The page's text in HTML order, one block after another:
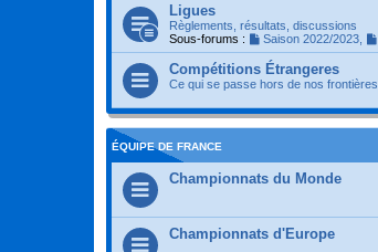
Ligues
Règlements, résultats, discussions
Sous-forums :
Saison 2022/2023,
Compétitions Étrangeres
Ce qui se passe hors de nos frontières
ÉQUIPE DE FRANCE
Championnats du Monde
Championnats d'Europe